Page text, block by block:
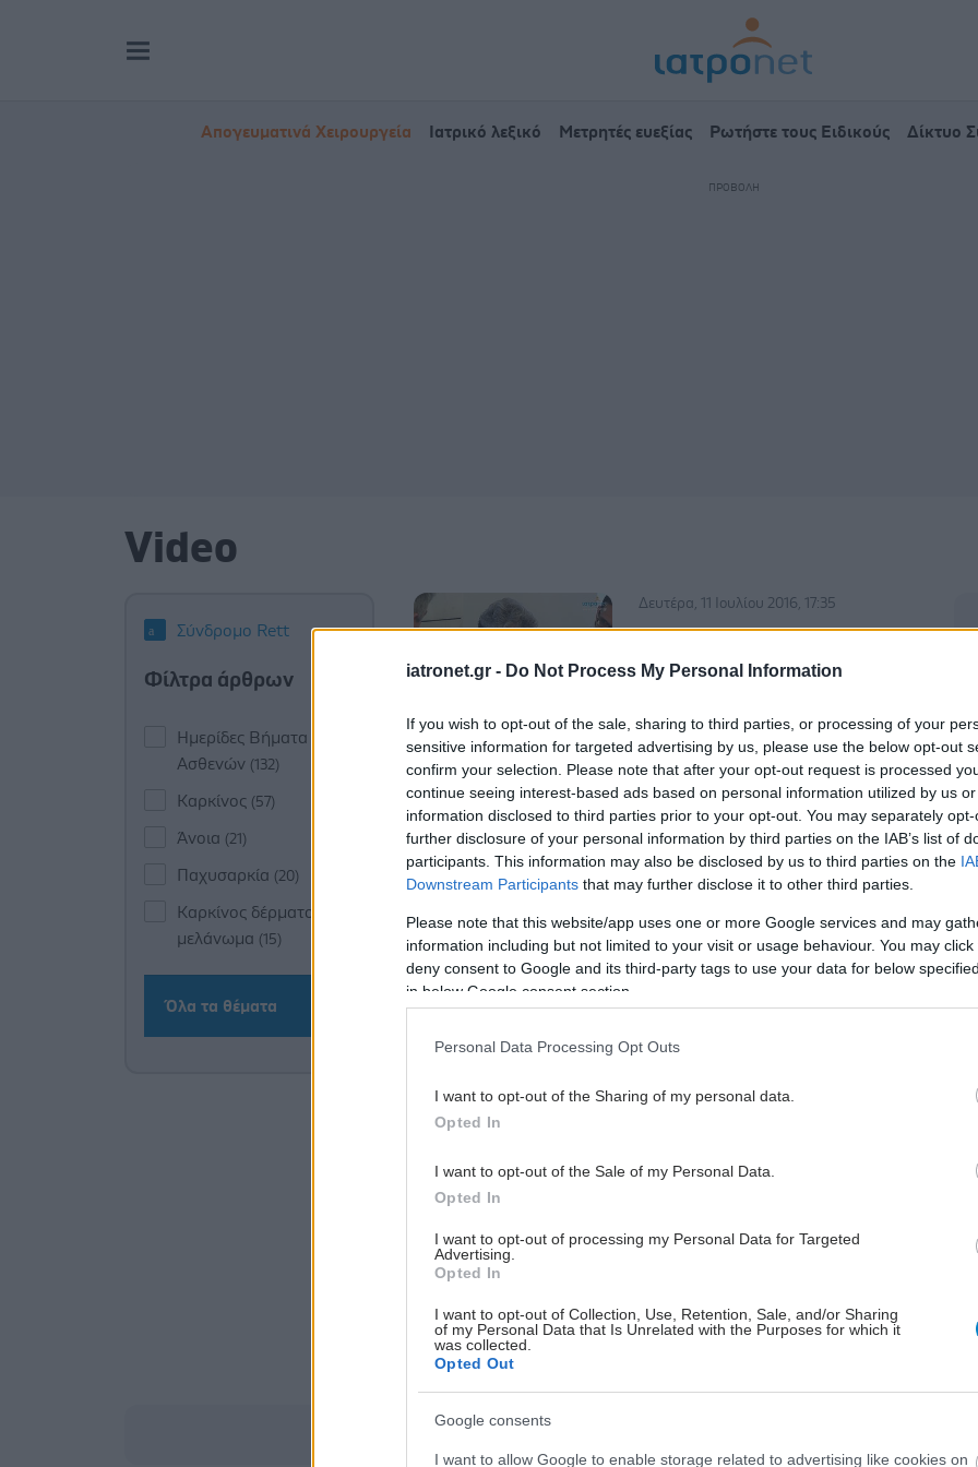
iatronet.gr - Do Not Process My Personal Information
If you wish to opt-out of the sale, sharing to third parties, or processing of your
sensitive information for targeted advertising by us, please use the below opt-out
confirm your selection. Please note that after your opt-out request is processed
continue seeing interest-based ads based on personal information utilized by us
information disclosed to third parties prior to your opt-out. You may separately
further disclosure of your personal information by third parties on the IAB’s list of
participants. This information may also be disclosed by us to third parties on the
Downstream Participants that may further disclose it to other third parties.
Please note that this website/app uses one or more Google services and may
information including but not limited to your visit or usage behaviour. You may
deny consent to Google and its third-party tags to use your data for below
in below Google consent section.
Personal Data Processing Opt Outs
I want to opt-out of the Sharing of my personal data.
Opted In
I want to opt-out of the Sale of my Personal Data.
Opted In
I want to opt-out of processing my Personal Data for Targeted
Advertising.
Opted In
I want to opt-out of Collection, Use, Retention, Sale, and/or Sharing
of my Personal Data that Is Unrelated with the Purposes for which it
was collected.
Opted Out
Google consents
I want to allow Google to enable storage related to advertising like cookies on
Απογευματινά Χειρουργεία Ιατρικό λεξικό Μετρητές ευεξίας Ρωτήστε τους Ειδικούς Δίκτυο
Video
Σύνδρομο Rett
Φίλτρα άρθρων
Ημερίδες Βήματα
Ασθενών (132)
Καρκίνος (57)
Άνοια (21)
Παχυσαρκία (20)
Καρκίνος δέρματος -
μελάνωμα (15)
Όλα τα θέματα
Δευτέρα, 11 Ιουλίου 2016, 17:35
Η ιστορία της Ελένης
H μαρτυρία της μάνας παιδιού με
Θεσσαλονίκη μαζί με το παιδί και τον
άνδρα της ειδικά για την 2η ημερίδα
του iatronet.
Πέμπτη, 19 Μαΐου 2016, 16:01
‘Αξίζει κανείς να ζει και να
πεθαίνει με αξιοπρέπεια’
Η συγκλονιστική μαρτυρία για ένα
παιδί με σύνδρομο Rett, από την
ζει και να πεθαίνει με αξιοπρέπεια.